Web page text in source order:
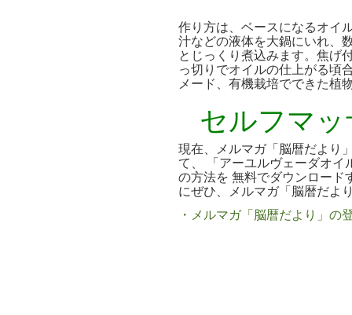
作り方は、ベースになるオイ
汁などの液体を大鍋にいれ、
とじっくり煮込みます。焦げ
っ切りでオイルの仕上がる頃
メード、有機栽培でできた植
セルフマ
現在、メルマガ「脳暦だより
て、 「アーユルヴェーダオイ
の方法を 無料でダウンロード
にぜひ、メルマガ「脳暦だよ
・メルマガ「脳暦だより」